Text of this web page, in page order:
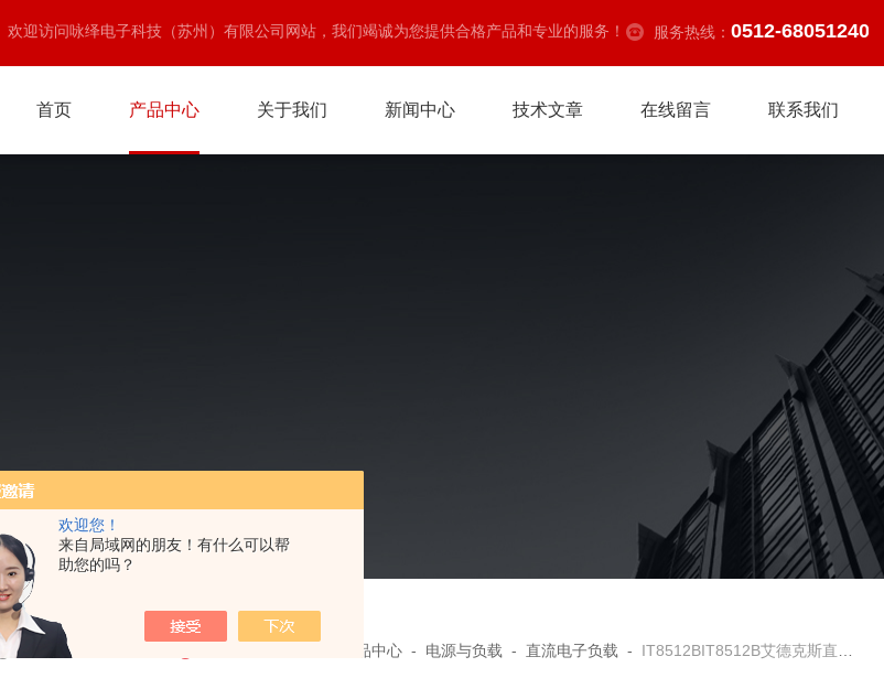
欢迎您！
来自局域网的朋友！有什么可以帮
助您的吗？
欢迎访问咏绎电子科技（苏州）有限公司网站，我们竭诚为您提供合格产品和专业的服务！ 服务热线： 0512-68051240
首页 产品中心 关于我们 新闻中心 技术文章 在线留言 联系我们
产品中心 - 电源与负载 -直流电子负载 - IT8512BIT8512B艾德克斯直流电子负载